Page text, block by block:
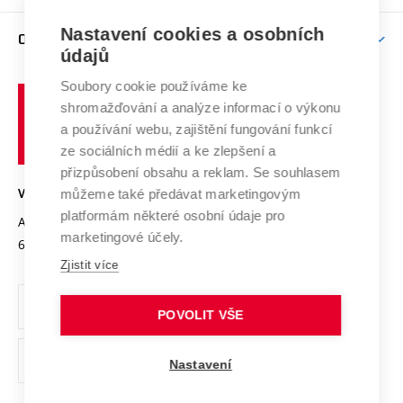
E-přihláška
Závěrečné práce
Doktorské studium
Studium bez bariér
Podpora podnikání
Mezinárodní vědecká rada
Systém zajišťování kvality výzkumu
Výzkumné infrastruktury
Transfer znalostí
Open Science
Projekty
Projekty ze strukturálních fondů
Specifický výzkum
Zahraniční spolupráce
Spolupráce se školami
Služby univerzity
Mezinárodní dohody
Univerzitní sítě
O UNIVERZITĚ
Profil univerzity
Udržitelná univerzita
Podnikavá univerzita / ContriBUTe
Bezpečná univerzita
Vyznamenání
Organizační struktura
Ochrana osobních údajů
odkaz)
učení
technické
VYSOKÉ UČENÍ TECHNICKÉ V BRNĚ
Antonínská 548/1
602 00 Brno
www.vut.cz
vut@vutbr.cz
Nastavení cookies a osobních
údajů
Soubory cookie používáme ke
shromažďování a analýze informací o výkonu
a používání webu, zajištění fungování funkcí
ze sociálních médií a ke zlepšení a
přizpůsobení obsahu a reklam. Se souhlasem
můžeme také předávat marketingovým
platformám některé osobní údaje pro
marketingové účely.
Zjistit více
POVOLIT VŠE
Nastavení